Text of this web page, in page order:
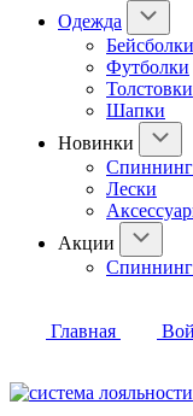
Одежда
Бейсболки
Футболки
Толстовки
Шапки
Новинки
Лески
Акции
Главная